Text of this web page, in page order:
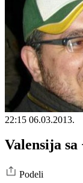
22:15 06.03.2013.
Valensija
Podeli